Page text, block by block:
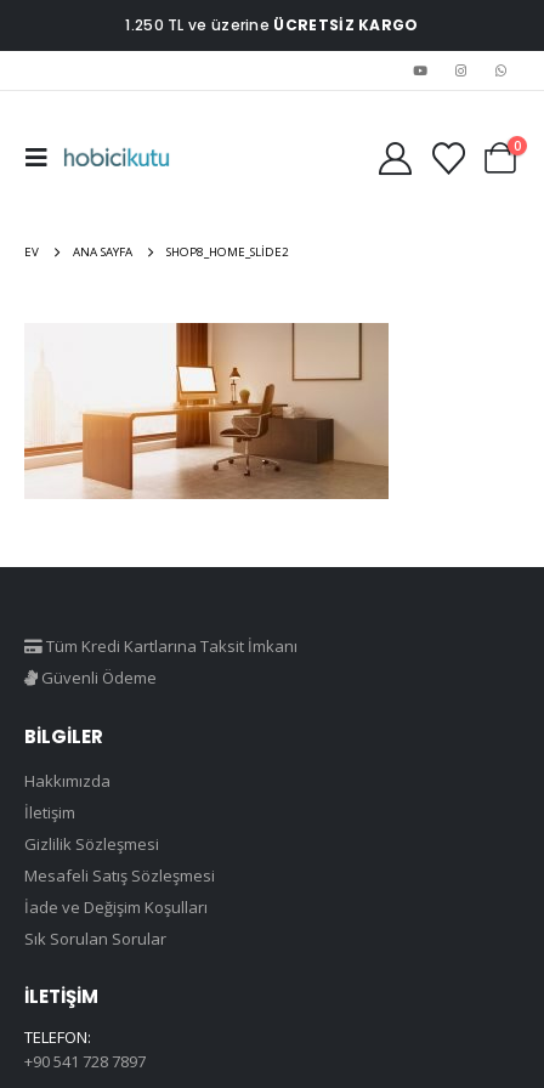
1.250 TL ve üzerine ÜCRETSİZ KARGO
0
EV ANA SAYFA SHOP8_HOME_SLIDE2
Tüm Kredi Kartlarına Taksit İmkanı
Güvenli Ödeme
BILGILER
Hakkımızda
İletişim
Gizlilik Sözleşmesi
Mesafeli Satış Sözleşmesi
İade ve Değişim Koşulları
Sık Sorulan Sorular
İLETIŞIM
TELEFON:
+90 541 728 7897